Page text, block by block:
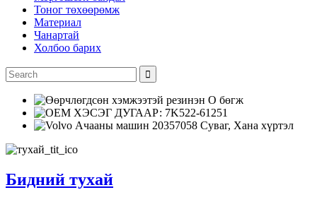
Тоног төхөөрөмж
Материал
Чанартай
Холбоо барих
Бидний тухай